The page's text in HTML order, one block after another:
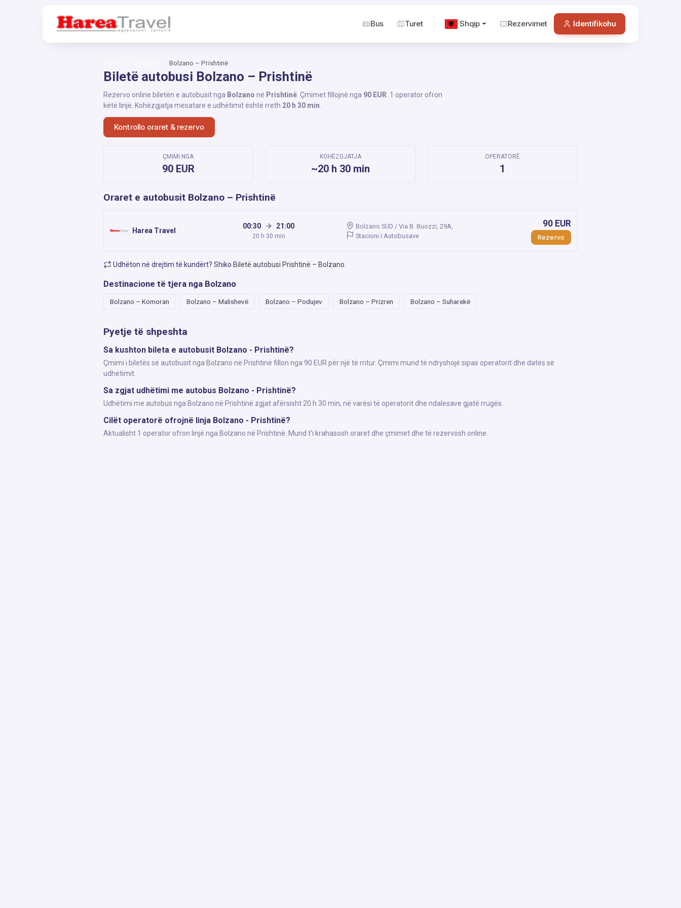
Bus Turet Shqip Rezervimet Identifikohu
Bolzano – Prishtinë
Biletë autobusi Bolzano – Prishtinë
Rezervo online biletën e autobusit nga Bolzano në Prishtinë . Çmimet fillojnë nga 90 EUR . 1 operator ofron
këtë linjë. Kohëzgjatja mesatare e udhëtimit është rreth 20 h 30 min
Kontrollo oraret & rezervo
ÇMIMI NGA
90 EUR
KOHËZGJATJA
~20 h 30 min
OPERATORË
1
Oraret e autobusit Bolzano – Prishtinë
Harea Travel
00:30 21:00
20 h 30 min
Bolzano SUD / Via B. Buozzi, 29A,
Stacioni i Autobusave
90 EUR
Rezervo
Udhëton në drejtim të kundërt? Shiko Biletë autobusi Prishtinë – Bolzano
Destinacione të tjera nga Bolzano
Bolzano – Komoran Bolzano – Malishevë Bolzano – Podujev Bolzano – Prizren Bolzano – Suharekë
Pyetje të shpeshta
Sa kushton bileta e autobusit Bolzano - Prishtinë?
Çmimi i biletës së autobusit nga Bolzano në Prishtinë fillon nga 90 EUR për një të rritur. Çmimi mund të ndryshojë sipas operatorit dhe datës së
udhëtimit.
Sa zgjat udhëtimi me autobus Bolzano - Prishtinë?
Udhëtimi me autobus nga Bolzano në Prishtinë zgjat afërsisht 20 h 30 min, në varësi të operatorit dhe ndalesave gjatë rrugës.
Cilët operatorë ofrojnë linja Bolzano - Prishtinë?
Aktualisht 1 operator ofron linjë nga Bolzano në Prishtinë. Mund t'i krahasosh oraret dhe çmimet dhe të rezervosh online.